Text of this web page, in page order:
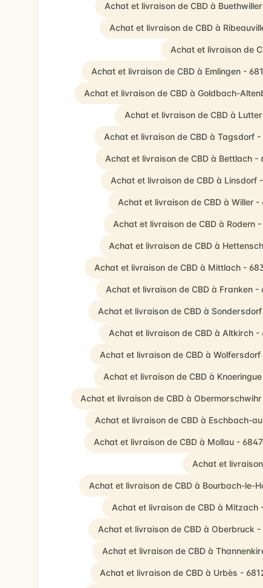
Achat et livraison de CBD à
Achat et livraison de CBD à
Achat et livraison de
Achat et livraison de CBD à Emlingen -
Achat et livraison de CBD à Goldbach-
Achat et livraison de CBD à
Achat et livraison de CBD à Tagsdorf -
Achat et livraison de CBD à Bettlach -
Achat et livraison de CBD à Linsdorf
Achat et livraison de CBD à Willer -
Achat et livraison de CBD à Rodern
Achat et livraison de CBD à
Achat et livraison de CBD à Mittlach -
Achat et livraison de CBD à Franken -
Achat et livraison de CBD à
Achat et livraison de CBD à Altkirch -
Achat et livraison de CBD à
Achat et livraison de CBD à
Achat et livraison de CBD à
Achat et livraison de CBD à Eschbach-
Achat et livraison de CBD à Mollau -
Achat et
Achat et livraison de CBD à Bourbach-le-
Achat et livraison de CBD à Mitzach
Achat et livraison de CBD à Oberbruck
Achat et livraison de CBD à
Achat et livraison de CBD à Urbès -